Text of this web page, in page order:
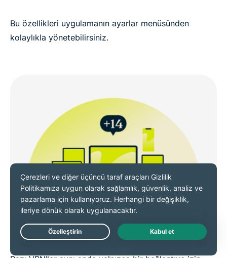
Bu özellikleri uygulamanın ayarlar menüsünden
kolaylıkla yönetebilirsiniz.
Tek Hesapla 14 Cihaza Kadar
Koruma
Live Chat